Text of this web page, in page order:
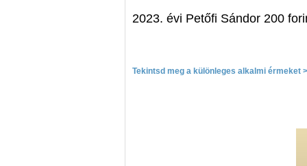
2023. évi Petőfi Sándor 200
Tekintsd meg a különleges alkalmi érmeket